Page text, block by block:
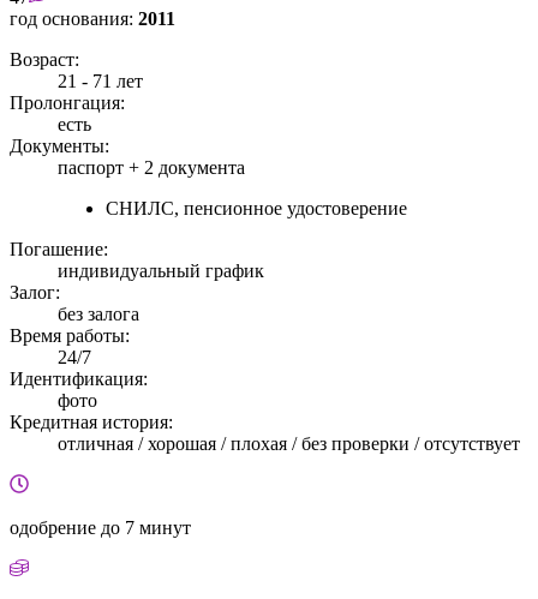
год основания: 2011
Возраст:
21 - 71 лет
Пролонгация:
есть
Документы:
паспорт + 2 документа
СНИЛС, пенсионное удостоверение
Погашение:
индивидуальный график
Залог:
без залога
Время работы:
24/7
Идентификация:
фото
Кредитная история:
отличная / хорошая / плохая / без проверки / отсутствует
одобрение до 7 минут